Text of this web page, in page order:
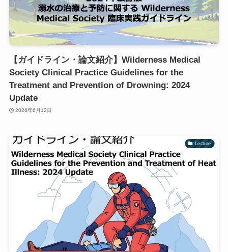
【ガイドライン・論文紹介】Wilderness Medical
Society Clinical Practice Guidelines for the
Treatment and Prevention of Drowning: 2024
Update
2026年6月12日
Lecture